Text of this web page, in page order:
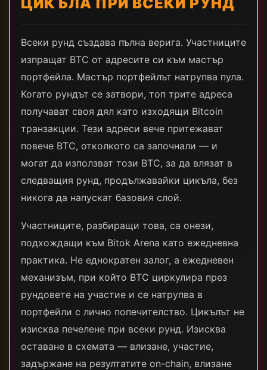
Всеки рунд създава пълна верига. Участниците
изпращат BTC от адресите си към мастър
портфейла. Мастър портфейлът натрупва пула.
Когато рундът се затвори, топ трите адреса
получават своя дял като изходящи Bitcoin
транзакции. Тези адреси вече притежават
повече BTC, отколкото са започнали — и
могат да използват този BTC, за да влязат в
следващия рунд, продължавайки цикъла, без
никога да напускат базовия слой.
Участниците, разбиращи това, са онези,
подхождащи към Bitok Arena като ежедневна
практика. Не еднократен залог, а ежедневен
механизъм, при който BTC циркулира през
рундовете на участие и се натрупва в
портфейли с лично попечителство. Цикълът не
изисква печелене при всеки рунд. Изисква
оставане в схемата — влизане, участие,
задържане на резултатите on-chain, влизане